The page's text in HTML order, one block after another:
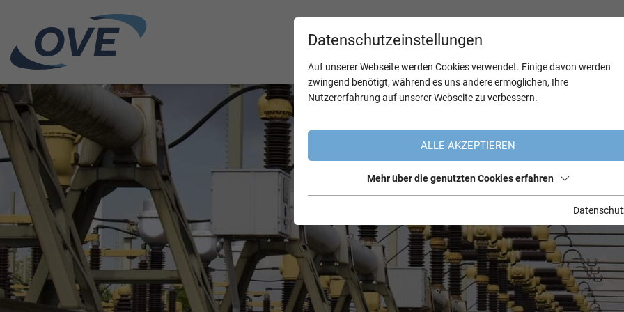
Datenschutzeinstellungen
Auf unserer Webseite werden Cookies verwendet. Einige davon werden
zwingend benötigt, während es uns andere ermöglichen, Ihre
Nutzererfahrung auf unserer Webseite zu verbessern.
ALLE AKZEPTIEREN
Mehr über die genutzten Cookies erfahren